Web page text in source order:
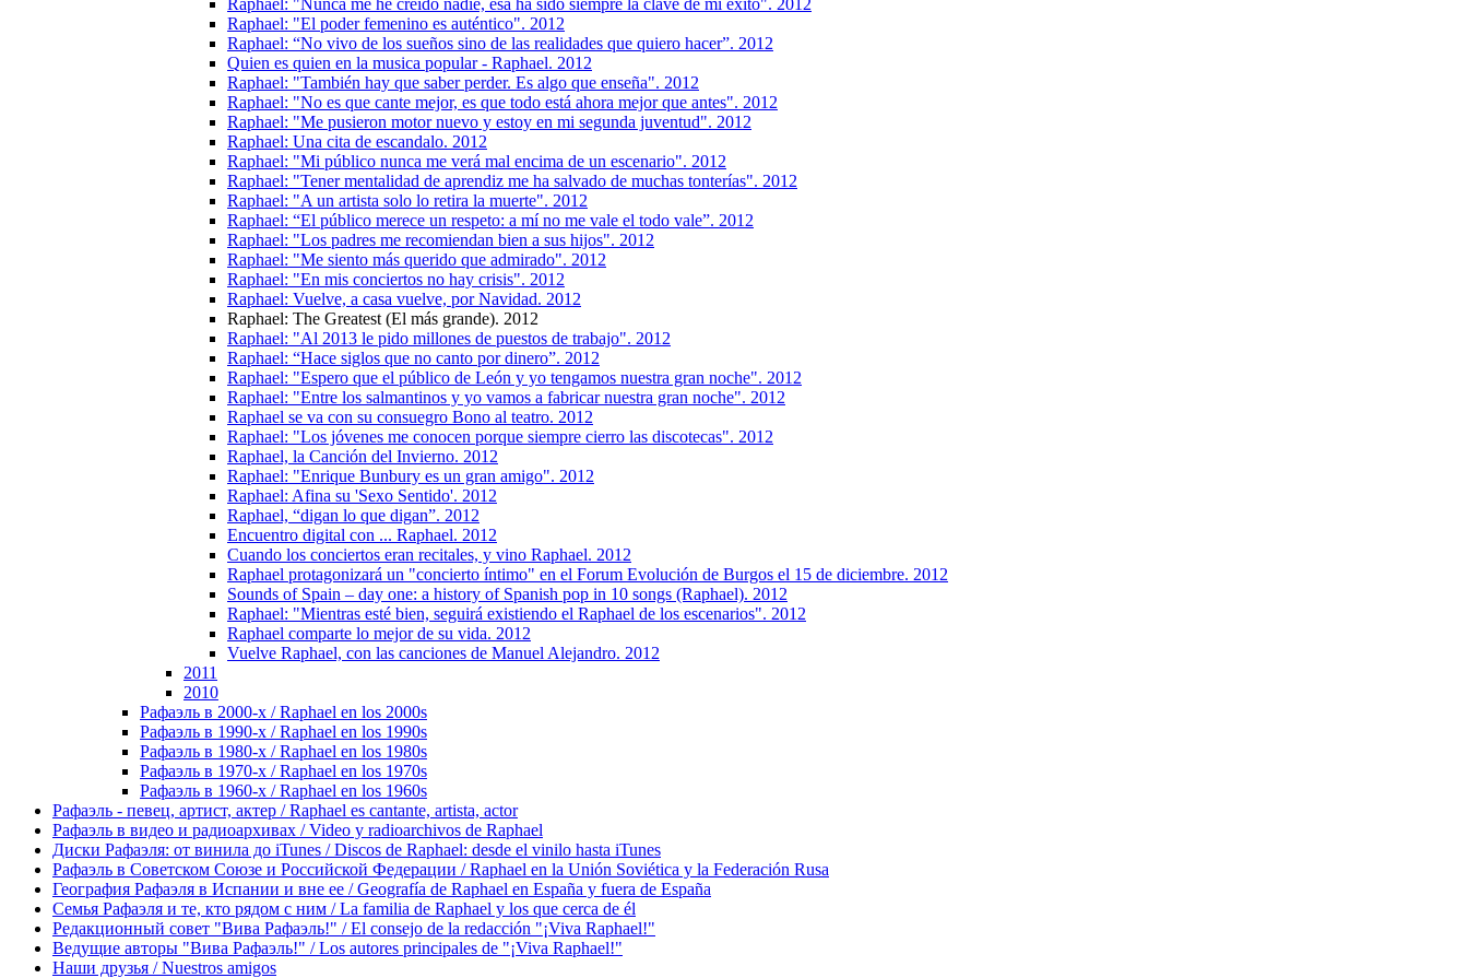
Raphael: "Nunca me he creído nadie, esa ha sido siempre la clave de mi éxito". 2012
Raphael: "El poder femenino es auténtico". 2012
Raphael: “No vivo de los sueños sino de las realidades que quiero hacer”. 2012
Quien es quien en la musica popular - Raphael. 2012
Raphael: "También hay que saber perder. Es algo que enseña". 2012
Raphael: "No es que cante mejor, es que todo está ahora mejor que antes". 2012
Raphael: "Me pusieron motor nuevo y estoy en mi segunda juventud". 2012
Raphael: Una cita de escandalo. 2012
Raphael: "Mi público nunca me verá mal encima de un escenario". 2012
Raphael: "Tener mentalidad de aprendiz me ha salvado de muchas tonterías". 2012
Raphael: "A un artista solo lo retira la muerte". 2012
Raphael: “El público merece un respeto: a mí no me vale el todo vale”. 2012
Raphael: "Los padres me recomiendan bien a sus hijos". 2012
Raphael: "Me siento más querido que admirado". 2012
Raphael: "En mis conciertos no hay crisis". 2012
Raphael: Vuelve, a casa vuelve, por Navidad. 2012
Raphael: The Greatest (El más grande). 2012
Raphael: "Al 2013 le pido millones de puestos de trabajo". 2012
Raphael: “Hace siglos que no canto por dinero”. 2012
Raphael: "Espero que el público de León y yo tengamos nuestra gran noche". 2012
Raphael: "Entre los salmantinos y yo vamos a fabricar nuestra gran noche". 2012
Raphael se va con su consuegro Bono al teatro. 2012
Raphael: "Los jóvenes me conocen porque siempre cierro las discotecas". 2012
Raphael, la Canción del Invierno. 2012
Raphael: "Enrique Bunbury es un gran amigo". 2012
Raphael: Afina su 'Sexo Sentido'. 2012
Raphael, “digan lo que digan”. 2012
Encuentro digital con ... Raphael. 2012
Cuando los conciertos eran recitales, y vino Raphael. 2012
Raphael protagonizará un "concierto íntimo" en el Forum Evolución de Burgos el 15 de diciembre. 2012
Sounds of Spain – day one: a history of Spanish pop in 10 songs (Raphael). 2012
Raphael: "Mientras esté bien, seguirá existiendo el Raphael de los escenarios". 2012
Raphael comparte lo mejor de su vida. 2012
Vuelve Raphael, con las canciones de Manuel Alejandro. 2012
2011
2010
Рафаэль в 2000-х / Raphael en los 2000s
Рафаэль в 1990-х / Raphael en los 1990s
Рафаэль в 1980-х / Raphael en los 1980s
Рафаэль в 1970-х / Raphael en los 1970s
Рафаэль в 1960-х / Raphael en los 1960s
Рафаэль - певец, артист, актер / Raphael es cantante, artista, actor
Рафаэль в видео и радиоархивах / Video y radioarchivos de Raphael
Диски Рафаэля: от винила до iTunes / Discos de Raphael: desde el vinilo hasta iTunes
Рафаэль в Советском Союзе и Российской Федерации / Raphael en la Unión Soviética y la Federación Rusa
География Рафаэля в Испании и вне ее / Geografía de Raphael en España y fuera de España
Семья Рафаэля и те, кто рядом с ним / La familia de Raphael y los que cerca de él
Редакционный совет "Вива Рафаэль!" / El consejo de la redacción "¡Viva Raphael!"
Ведущие авторы "Вива Рафаэль!" / Los autores principales de "¡Viva Raphael!"
Наши друзья / Nuestros amigos